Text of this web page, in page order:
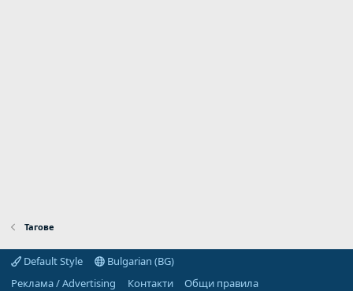
Тагове
Default Style
Bulgarian (BG)
Реклама / Advertising
Контакти
Общи правила